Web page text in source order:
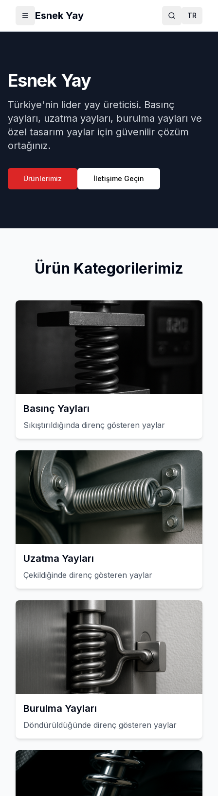
Toggle menu
Esnek Yay Ara TR
Esnek Yay
Türkiye'nin lider yay üreticisi. Basınç
yayları, uzatma yayları, burulma yayları ve
özel tasarım yaylar için güvenilir çözüm
ortağınız.
Ürünlerimiz İletişime Geçin
Ürün Kategorilerimiz
Basınç Yayları
Sıkıştırıldığında direnç gösteren yaylar
Uzatma Yayları
Çekildiğinde direnç gösteren yaylar
Burulma Yayları
Döndürüldüğünde direnç gösteren yaylar